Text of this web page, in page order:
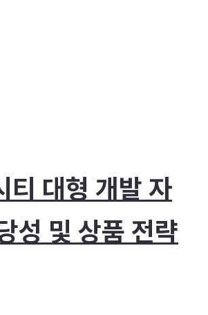
티 대형 개발 자
성 및 상품 전략